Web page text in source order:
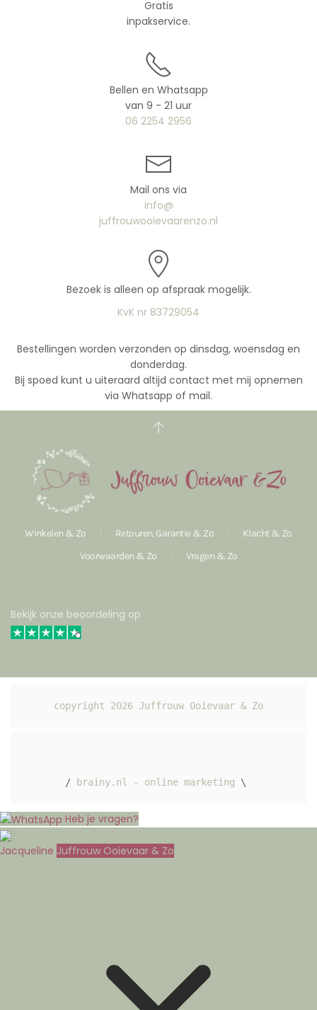
Gratis
inpakservice.
Bellen en Whatsapp
van 9 - 21 uur
06 2254 2956
Mail ons via
info@
juffrouwooievaarenzo.nl
Bezoek is alleen op afspraak mogelijk.
KvK nr 83729054
Bestellingen worden verzonden op dinsdag, woensdag en
donderdag.
Bij spoed kunt u uiteraard altijd contact met mij opnemen
via Whatsapp of mail.
Winkelen & Zo Retouren, Garantie & Zo
Klacht & Zo
Voorwaarden & Zo
Vragen & Zo
Bekijk onze beoordeling op
copyright 2026 Juffrouw Ooievaar & Zo
/ brainy.nl - online marketing \
Heb je vragen?
Jacqueline Juffrouw Ooievaar & Zo